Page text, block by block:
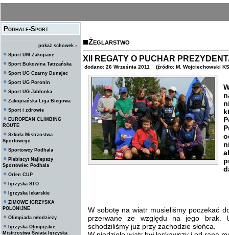
Podhale-Sport
pokaż schowek »
Sport UM Zakopane
Sport Bukowina Tatrzańska
Sport UG Czarny Dunajec
Sport UG Poronin
Sport UG Jabłonka
Zakopiańska Liga Biegowa
Sport i zdrowie
EUROPEAN CLIMBING
ROUTE
Szkoła Mistrzostwa
Sportowego
Sportowcy Podhala
Plebiscyt Najlepszy
Sportowiec Podhala
Orlen CUP
Igrzyska STO
Igrzyska lekarskie
ZIMOWE IGRZYSKA
POLONIJNE
Olimpiada młodzieży
Igrzyska Olimpijskie
Mistrzostwa Świata Igrzyska
Żeglarstwo
XII REGATY O PUCHAR
dodano: 26 Września 2011 (źródło: M. Wojciechowski
W sobotę na wiatr musieliśmy poczekać
przerwane ze względu na jego brak.
schodziliśmy już przy zachodzie słońca.